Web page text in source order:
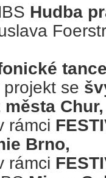
Hudba
se
Chur,
rámci
Brno,
rámci